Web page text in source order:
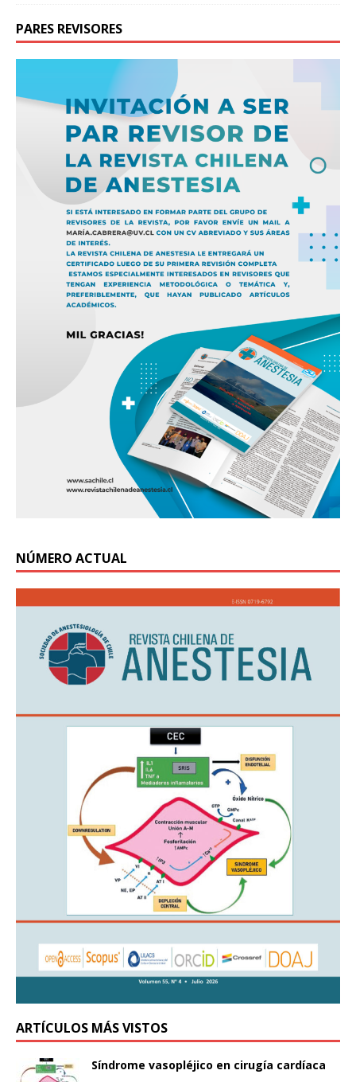
PARES REVISORES
NÚMERO ACTUAL
ARTÍCULOS MÁS VISTOS
Síndrome vasopléjico en cirugía cardíaca